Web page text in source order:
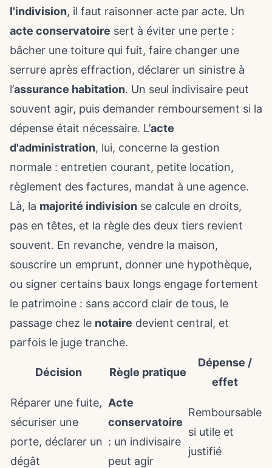
l'indivision, il faut raisonner acte par acte. Un
acte conservatoire sert à éviter une perte :
bâcher une toiture qui fuit, faire changer une
serrure après effraction, déclarer un sinistre à
l’assurance habitation. Un seul indivisaire peut
souvent agir, puis demander remboursement si la
dépense était nécessaire. L’acte
d'administration, lui, concerne la gestion
normale : entretien courant, petite location,
règlement des factures, mandat à une agence.
Là, la majorité indivision se calcule en droits,
pas en têtes, et la règle des deux tiers revient
souvent. En revanche, vendre la maison,
souscrire un emprunt, donner une hypothèque,
ou signer certains baux longs engage fortement
le patrimoine : sans accord clair de tous, le
passage chez le notaire devient central, et
parfois le juge tranche.
Décision Règle pratique
Dépense /
effet
Réparer une fuite,
sécuriser une
porte, déclarer un
dégât
Acte
conservatoire
: un indivisaire
peut agir
Remboursable
si utile et
justifié